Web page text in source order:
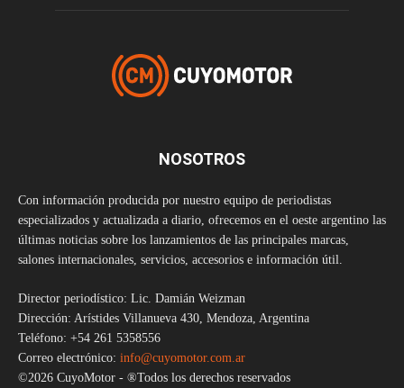
NOSOTROS
Con información producida por nuestro equipo de periodistas
especializados y actualizada a diario, ofrecemos en el oeste argentino las
últimas noticias sobre los lanzamientos de las principales marcas,
salones internacionales, servicios, accesorios e información útil.
Director periodístico: Lic. Damián Weizman
Dirección: Arístides Villanueva 430, Mendoza, Argentina
Teléfono: +54 261 5358556
Correo electrónico: info@cuyomotor.com.ar
©2026 CuyoMotor - ®Todos los derechos reservados